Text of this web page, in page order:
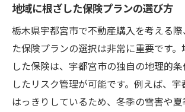
地域に根ざした保険プランの選び方
栃木県宇都宮市で不動産購入を考える
た保険プランの選択は非常に重要です
した保険は、宇都宮市の独自の地理的
したリスク管理が可能です。例えば、
はっきりしているため、冬季の雪害や